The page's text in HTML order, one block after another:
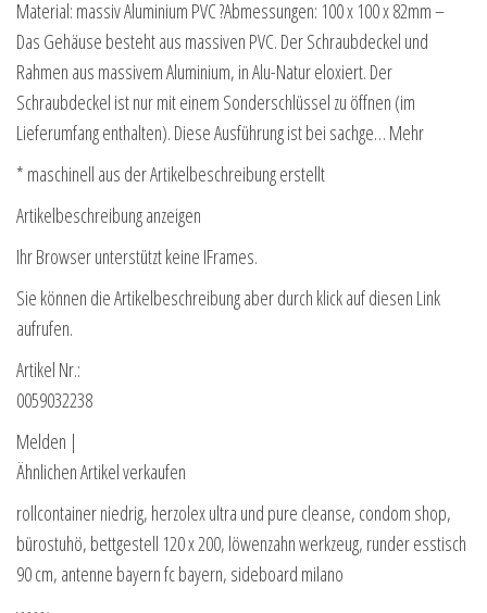
Material: massiv Aluminium PVC ?Abmessungen: 100 x 100 x 82mm –
Das Gehäuse besteht aus massiven PVC. Der Schraubdeckel und
Rahmen aus massivem Aluminium, in Alu-Natur eloxiert. Der
Schraubdeckel ist nur mit einem Sonderschlüssel zu öffnen (im
Lieferumfang enthalten). Diese Ausführung ist bei sachge… Mehr
* maschinell aus der Artikelbeschreibung erstellt
Artikelbeschreibung anzeigen
Ihr Browser unterstützt keine IFrames.
Sie können die Artikelbeschreibung aber durch klick auf diesen Link
aufrufen.
Artikel Nr.:
0059032238
Melden |
Ähnlichen Artikel verkaufen
rollcontainer niedrig, herzolex ultra und pure cleanse, condom shop,
bürostuhö, bettgestell 120 x 200, löwenzahn werkzeug, runder esstisch
90 cm, antenne bayern fc bayern, sideboard milano